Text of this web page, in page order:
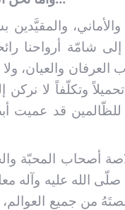
والأماني،
شامّة أرواحنا
والعيان، ولا
وتكلّفاً لا
قد عميت
أصحاب المحبّة
الله عليه وآله
من جميع